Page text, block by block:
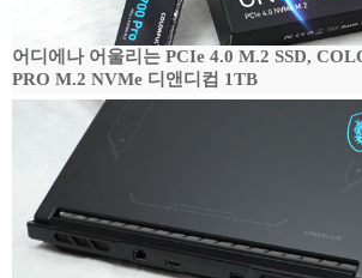
어디에나 어울리는 PCIe 4.0 M.2 SSD,
PRO M.2 NVMe 디앤디컴 1TB